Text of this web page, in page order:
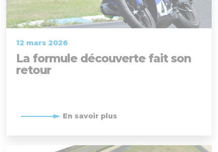
12 mars 2026
La formule découverte fait son
retour
En savoir plus